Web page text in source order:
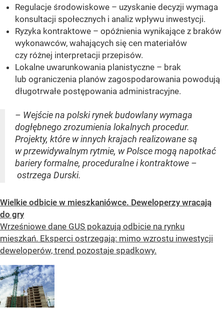
Regulacje środowiskowe – uzyskanie decyzji wymaga
konsultacji społecznych i analiz wpływu inwestycji.
Ryzyka kontraktowe – opóźnienia wynikające z braków
wykonawców, wahających się cen materiałów
czy różnej interpretacji przepisów.
Lokalne uwarunkowania planistyczne – brak
lub ograniczenia planów zagospodarowania powodują
długotrwałe postępowania administracyjne.
– Wejście na polski rynek budowlany wymaga
dogłębnego zrozumienia lokalnych procedur.
Projekty, które w innych krajach realizowane są
w przewidywalnym rytmie, w Polsce mogą napotkać
bariery formalne, proceduralne i kontraktowe –
ostrzega Durski.
Wielkie odbicie w mieszkaniówce. Deweloperzy wracają
do gry
Wrześniowe dane GUS pokazują odbicie na rynku
mieszkań. Eksperci ostrzegają: mimo wzrostu inwestycji
deweloperów, trend pozostaje spadkowy.